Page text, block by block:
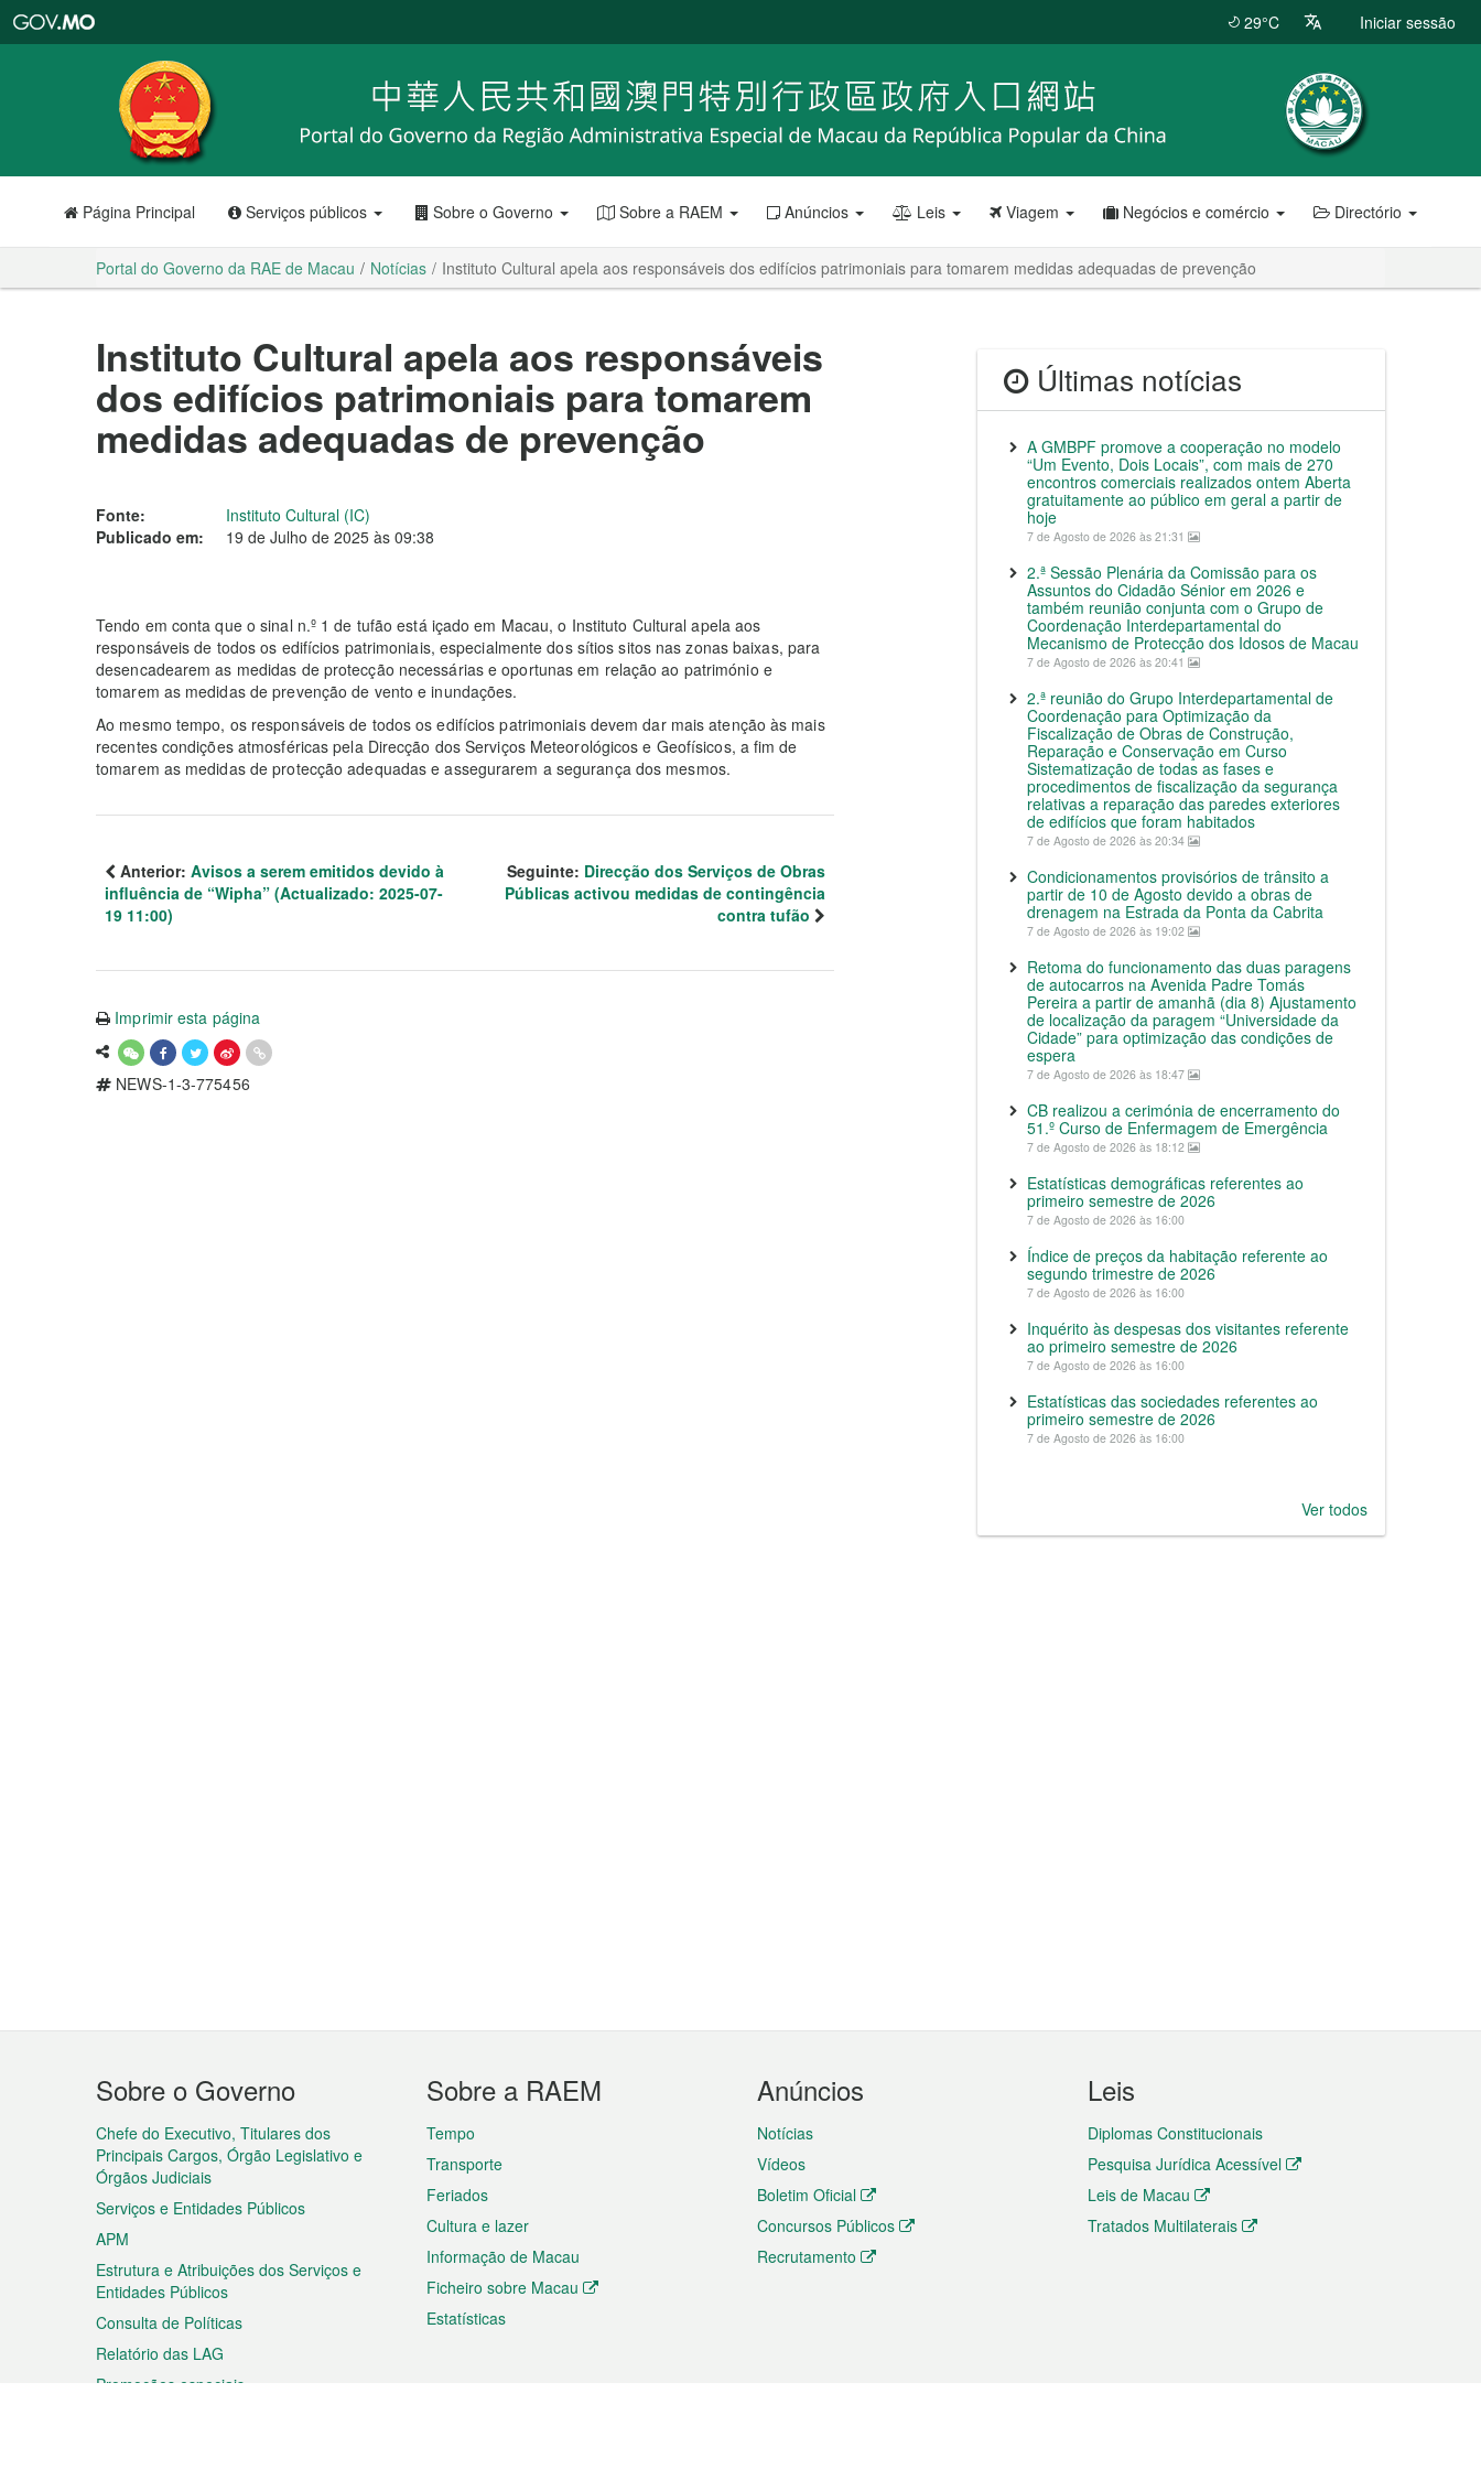
RAE
de
Macau
29°C Iniciar sessão
Página Principal Serviços públicos Sobre o Governo Sobre a RAEM Anúncios Leis Viagem Negócios e comércio Directório
Portal do Governo da RAE de Macau Notícias Instituto Cultural apela aos responsáveis dos edifícios patrimoniais para tomarem medidas adequadas de prevenção
Instituto Cultural apela aos responsáveis
dos edifícios patrimoniais para tomarem
medidas adequadas de prevenção
Fonte:
Instituto Cultural (IC)
Publicado em:
19 de Julho de 2025 às 09:38
Tendo em conta que o sinal n.º 1 de tufão está içado em Macau, o Instituto Cultural apela aos
responsáveis de todos os edifícios patrimoniais, especialmente dos sítios sitos nas zonas baixas, para
desencadearem as medidas de protecção necessárias e oportunas em relação ao património e
tomarem as medidas de prevenção de vento e inundações.
Ao mesmo tempo, os responsáveis de todos os edifícios patrimoniais devem dar mais atenção às mais
recentes condições atmosféricas pela Direcção dos Serviços Meteorológicos e Geofísicos, a fim de
tomarem as medidas de protecção adequadas e assegurarem a segurança dos mesmos.
Anterior: Avisos a serem emitidos devido à
influência de “Wipha” (Actualizado: 2025-07-
19 11:00)
Seguinte: Direcção dos Serviços de Obras
Públicas activou medidas de contingência
contra tufão
Imprimir esta página
NEWS-1-3-775456
Últimas notícias
A GMBPF promove a cooperação no modelo
“Um Evento, Dois Locais”, com mais de 270
encontros comerciais realizados ontem Aberta
gratuitamente ao público em geral a partir de
hoje
7 de Agosto de 2026 às 21:31
2.ª Sessão Plenária da Comissão para os
Assuntos do Cidadão Sénior em 2026 e
também reunião conjunta com o Grupo de
Coordenação Interdepartamental do
Mecanismo de Protecção dos Idosos de Macau
7 de Agosto de 2026 às 20:41
2.ª reunião do Grupo Interdepartamental de
Coordenação para Optimização da
Fiscalização de Obras de Construção,
Reparação e Conservação em Curso
Sistematização de todas as fases e
procedimentos de fiscalização da segurança
relativas a reparação das paredes exteriores
de edifícios que foram habitados
7 de Agosto de 2026 às 20:34
Condicionamentos provisórios de trânsito a
partir de 10 de Agosto devido a obras de
drenagem na Estrada da Ponta da Cabrita
7 de Agosto de 2026 às 19:02
Retoma do funcionamento das duas paragens
de autocarros na Avenida Padre Tomás
Pereira a partir de amanhã (dia 8) Ajustamento
de localização da paragem “Universidade da
Cidade” para optimização das condições de
espera
7 de Agosto de 2026 às 18:47
CB realizou a cerimónia de encerramento do
51.º Curso de Enfermagem de Emergência
7 de Agosto de 2026 às 18:12
Estatísticas demográficas referentes ao
primeiro semestre de 2026
7 de Agosto de 2026 às 16:00
Índice de preços da habitação referente ao
segundo trimestre de 2026
7 de Agosto de 2026 às 16:00
Inquérito às despesas dos visitantes referente
ao primeiro semestre de 2026
7 de Agosto de 2026 às 16:00
Estatísticas das sociedades referentes ao
primeiro semestre de 2026
7 de Agosto de 2026 às 16:00
Ver todos
Menu
do
rodapé
Sobre o Governo
Chefe do Executivo, Titulares dos
Principais Cargos, Órgão Legislativo e
Órgãos Judiciais
Serviços e Entidades Públicos
APM
Estrutura e Atribuições dos Serviços e
Entidades Públicos
Consulta de Políticas
Relatório das LAG
Promoções especiais
Sobre a RAEM
Tempo
Transporte
Feriados
Cultura e lazer
Informação de Macau
Ficheiro sobre Macau
Estatísticas
Anúncios
Notícias
Vídeos
Boletim Oficial
Concursos Públicos
Recrutamento
Leis
Diplomas Constitucionais
Pesquisa Jurídica Acessível
Leis de Macau
Tratados Multilaterais